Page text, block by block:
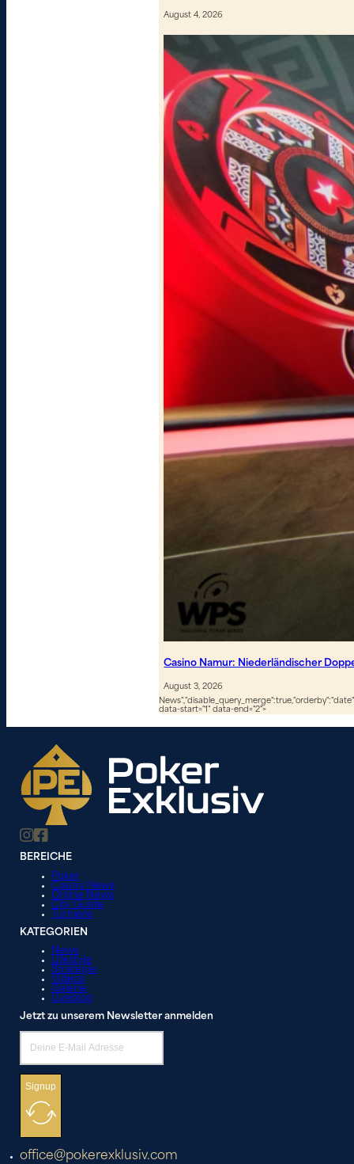
August 4, 2026
Casino Namur: Niederländischer
August 3, 2026
data-start="1" data-end="2">
BEREICHE
Poker
Casino News
Online News
City Guide
Turniere
KATEGORIEN
News
Lifestyle
Strategie
Videos
Galerie
Liveblog
Jetzt zu unserem Newsletter anmelden
Signup
office@pokerexklusiv.com